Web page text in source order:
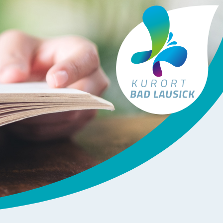
Tourismus Bad Lausick